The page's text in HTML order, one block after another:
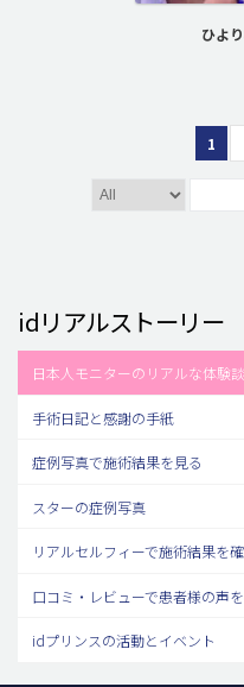
ひよ
1
idリアルストーリー
日本人モニターのリアルな体験談
手術日記と感謝の手紙
症例写真で施術結果を見る
スターの症例写真
リアルセルフィーで施術結果を
口コミ・レビューで患者様の声
idプリンスの活動とイベント